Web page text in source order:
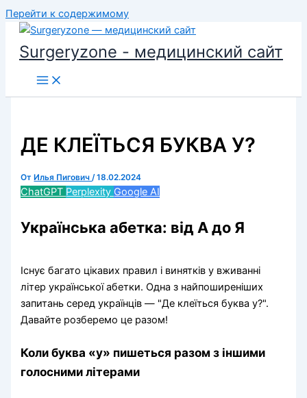
Перейти к содержимому
Surgeryzone - медицинский сайт
ДЕ КЛЕЇТЬСЯ БУКВА У?
От Илья Пигович/18.02.2024
ChatGPT Perplexity Google AI
Українська абетка: від А до Я
Існує багато цікавих правил і винятків у вживанні
літер української абетки. Одна з найпоширеніших
запитань серед українців — "Де клеїться буква у?".
Давайте розберемо це разом!
Коли буква «у» пишеться разом з іншими
голосними літерами